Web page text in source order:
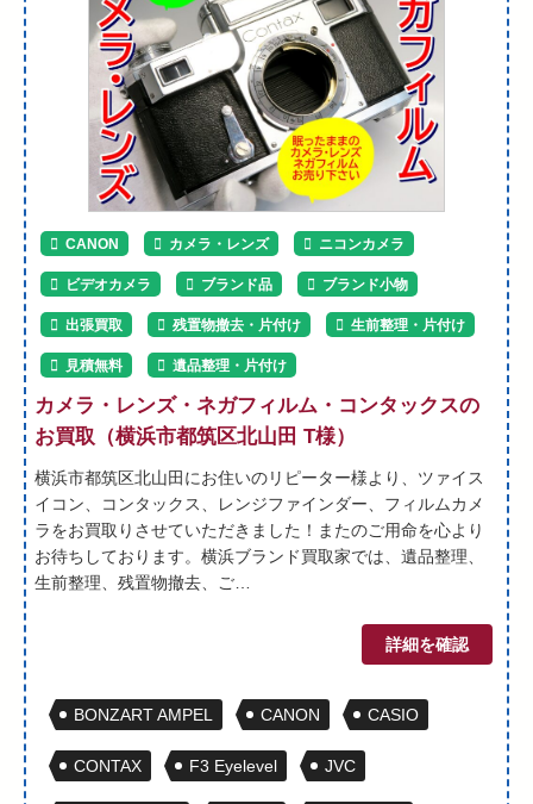
CANON カメラ・レンズ ニコンカメラ
ビデオカメラ ブランド品 ブランド小物
出張買取 残置物撤去・片付け 生前整理・片付け
見積無料 遺品整理・片付け
カメラ・レンズ・ネガフィルム・コンタックスの
お買取（横浜市都筑区北山田 T様）
横浜市都筑区北山田にお住いのリピーター様より、ツァイス
イコン、コンタックス、レンジファインダー、フィルムカメ
ラをお買取りさせていただきました！またのご用命を心より
お待ちしております。横浜ブランド買取家では、遺品整理、
生前整理、残置物撤去、ご…
詳細を確認
BONZART AMPEL CANON CASIO
CONTAX F3 Eyelevel JVC